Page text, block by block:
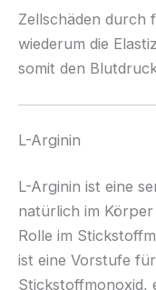
Zellschäden durch
wiederum die
somit den
L-Arginin
L-Arginin ist eine
natürlich im
Rolle im
ist eine Vorstufe
Stickstoffmonoxid,